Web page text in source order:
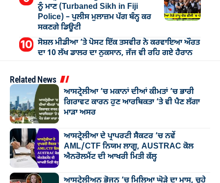
ਨੂੰ ਮਾਣ (Turbaned Sikh in Fiji
Police) – ਪੁਲੀਸ ਮੁਲਾਜ਼ਮ ਪੱਗ ਬੰਨ੍ਹ ਕਰ
ਸਕਣਗੇ ਡਿਊਟੀ
ਸੋਸ਼ਲ ਮੀਡੀਆ ’ਤੇ ਪੋਸਟ ਇੱਕ ਤਸਵੀਰ ਨੇ ਕਰਵਾਇਆ ਔਰਤ
ਦਾ 10 ਲੱਖ ਡਾਲਰ ਦਾ ਨੁਕਸਾਨ, ਜੱਜ ਵੀ ਰਹਿ ਗਏ ਹੈਰਾਨ
Related News
ਆਸਟ੍ਰੇਲੀਆ ’ਚ ਮਕਾਨਾਂ ਦੀਆਂ ਕੀਮਤਾਂ ’ਚ ਭਾਰੀ
ਗਿਰਾਵਟ ਕਾਰਨ ਹੁਣ ਆਰਥਿਕਤਾ ’ਤੇ ਵੀ ਪੈਣ ਲੱਗਾ
ਮਾੜਾ ਅਸਰ
ਆਸਟ੍ਰੇਲੀਆ ਦੇ ਪ੍ਰਾਪਰਟੀ ਸੈਕਟਰ ’ਚ ਨਵੇਂ
AML/CTF ਨਿਯਮ ਲਾਗੂ, AUSTRAC ਕੋਲ
ਐਨਰੋਲਮੈਂਟ ਦੀ ਆਖਰੀ ਮਿਤੀ ਕੱਲ੍ਹ
ਆਸਟ੍ਰੇਲੀਅਨ ਭੋਜਨ ’ਚ ਮਿਲਿਆ ਘੋੜੇ ਦਾ ਮਾਸ, ਚੂਹੇ